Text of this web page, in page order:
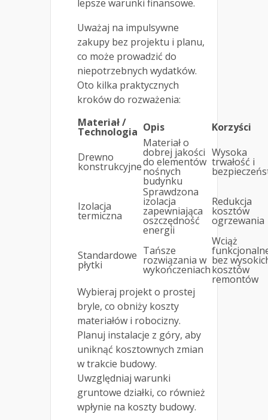
lepsze warunki finansowe.
Uważaj na impulsywne
zakupy bez projektu i planu,
co może prowadzić do
niepotrzebnych wydatków.
Oto kilka praktycznych
kroków do rozważenia:
Materiał /
Technologia Opis Korzyści
Drewno
konstrukcyjne
Materiał o
dobrej jakości
do elementów
nośnych
budynku
Wysoka
trwałość i
Izolacja
termiczna
Sprawdzona
izolacja
zapewniająca
oszczędność
energii
Redukcja
kosztów
ogrzewania
Standardowe
płytki
Tańsze
rozwiązania w
wykończeniach
Wciąż
bez
kosztów
remontów
Wybieraj projekt o prostej
bryle, co obniży koszty
materiałów i robocizny.
Planuj instalacje z góry, aby
uniknąć kosztownych zmian
w trakcie budowy.
Uwzględniaj warunki
gruntowe działki, co również
wpłynie na koszty budowy.